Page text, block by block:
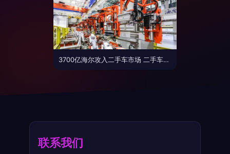
3700亿海尔攻入二手车市场 二手车将迎来“繁花时代”
联系我们